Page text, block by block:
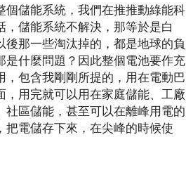
個儲能系統，我們在推推動綠能科
，儲能系統不解決，那等於是白
後那一些淘汰掉的，都是地球的負
是什麼問題？因此整個電池要作充
，包含我剛剛所提的，用在電動巴
，用完就可以用在家庭儲能、工廠
社區儲能，甚至可以在離峰用電的
把電儲存下來，在尖峰的時候使